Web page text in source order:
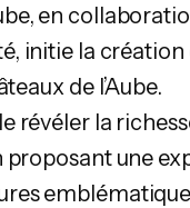
en
initie la création
de l’Aube.
révéler la
une